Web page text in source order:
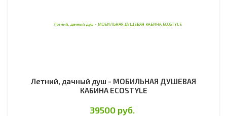
Летний, дачный душ - МОБИЛЬНАЯ ДУШЕВАЯ
КАБИНА ECOSTYLE
39500 руб.